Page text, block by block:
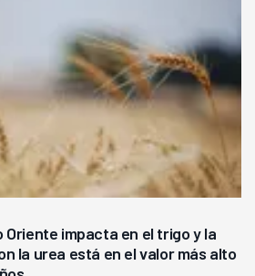
Oriente impacta en el trigo y la
la urea está en el valor más alto